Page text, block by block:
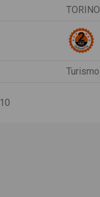
TORINO
Turismo